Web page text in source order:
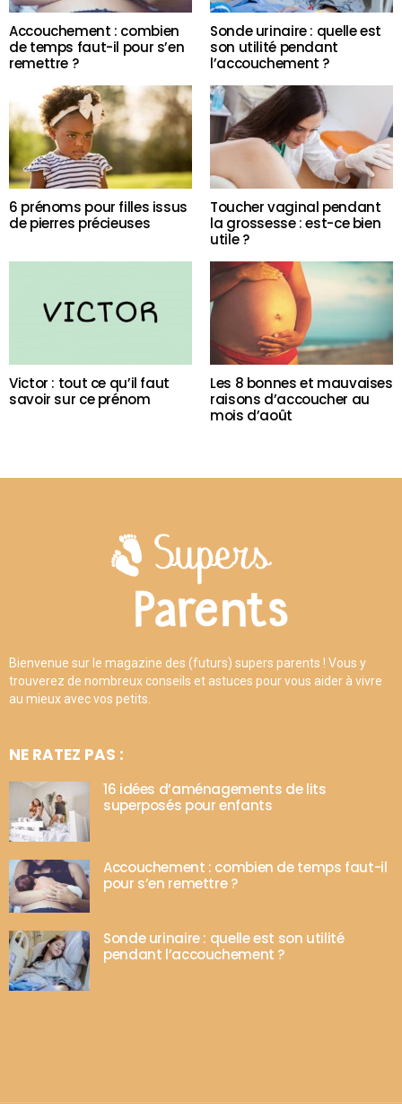
Accouchement : combien
de temps faut-il pour s’en
remettre ?
Sonde urinaire : quelle est
son utilité pendant
l’accouchement ?
6 prénoms pour filles issus
de pierres précieuses
Toucher vaginal pendant
la grossesse : est-ce bien
utile ?
Victor : tout ce qu’il faut
savoir sur ce prénom
Les 8 bonnes et mauvaises
raisons d’accoucher au
mois d’août
Bienvenue sur le magazine des (futurs) supers parents ! Vous y
trouverez de nombreux conseils et astuces pour vous aider à vivre
au mieux avec vos petits.
NE RATEZ PAS :
16 idées d’aménagements de lits
superposés pour enfants
Accouchement : combien de temps faut-il
pour s’en remettre ?
Sonde urinaire : quelle est son utilité
pendant l’accouchement ?